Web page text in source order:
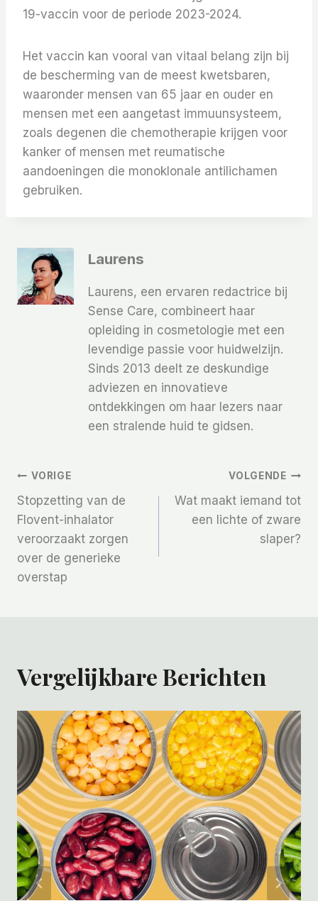
19-vaccin voor de periode 2023-2024.
Het vaccin kan vooral van vitaal belang zijn bij
de bescherming van de meest kwetsbaren,
waaronder mensen van 65 jaar en ouder en
mensen met een aangetast immuunsysteem,
zoals degenen die chemotherapie krijgen voor
kanker of mensen met reumatische
aandoeningen die monoklonale antilichamen
gebruiken.
Laurens
Laurens, een ervaren redactrice bij
Sense Care, combineert haar
opleiding in cosmetologie met een
levendige passie voor huidwelzijn.
Sinds 2013 deelt ze deskundige
adviezen en innovatieve
ontdekkingen om haar lezers naar
een stralende huid te gidsen.
Bericht
Navigatie
VORIGE
Stopzetting van de
Flovent-inhalator
veroorzaakt zorgen
over de generieke
overstap
VOLGENDE
Wat maakt iemand tot
een lichte of zware
slaper?
Vergelijkbare Berichten